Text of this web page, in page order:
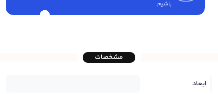
باشیم.
مشخصات
ابعاد